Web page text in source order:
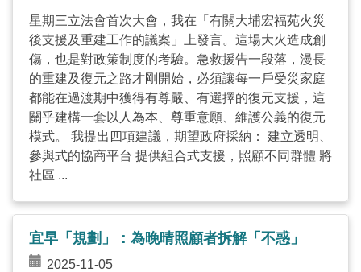
星期三立法會首次大會，我在「有關大埔宏福苑火災
後支援及重建工作的議案」上發言。這場大火造成創
傷，也是對政策制度的考驗。急救援告一段落，漫長
的重建及復元之路才剛開始，必須讓每一戶受災家庭
都能在過渡期中獲得有尊嚴、有選擇的復元支援，這
關乎建構一套以人為本、尊重意願、維護公義的復元
模式。 我提出四項建議，期望政府採納： 建立透明、
參與式的協商平台 提供組合式支援，照顧不同群體 將
社區 ...
宜早「規劃」：為晚晴照顧者拆解「不惑」
2025-11-05